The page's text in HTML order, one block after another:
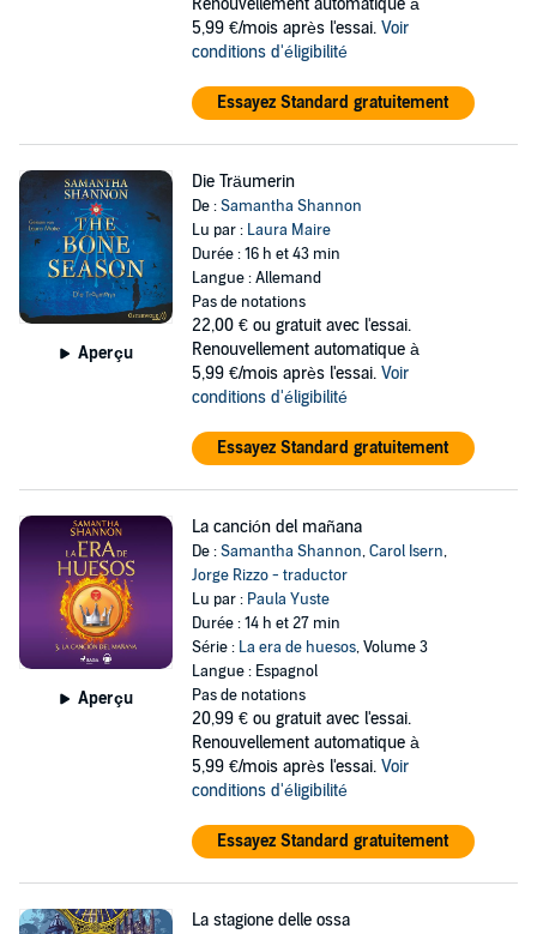
Renouvellement automatique à
5,99 €/mois après l'essai. Voir
conditions d'éligibilité
Essayez Standard gratuitement
Aperçu
Die Träumerin
De :Samantha Shannon
Lu par : Laura Maire
Durée : 16 h et 43 min
Langue : Allemand
Pas de notations
22,00 € ou gratuit avec l'essai.
Renouvellement automatique à
5,99 €/mois après l'essai. Voir
conditions d'éligibilité
Essayez Standard gratuitement
Aperçu
La canción del mañana
De :Samantha Shannon,Carol Isern,
Jorge Rizzo - traductor
Lu par : Paula Yuste
Durée : 14 h et 27 min
Série : La era de huesos, Volume 3
Langue : Espagnol
Pas de notations
20,99 € ou gratuit avec l'essai.
Renouvellement automatique à
5,99 €/mois après l'essai. Voir
conditions d'éligibilité
Essayez Standard gratuitement
La stagione delle ossa